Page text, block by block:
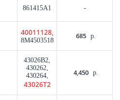
861415A1 -
40011128,
8M4503518
685 р.
43026B2,
430262,
430264,
43026T2
4,450 р.